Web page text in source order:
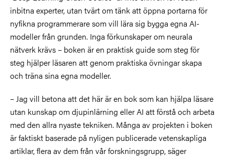
inbitna experter, utan tvärt om tänk att öppna portarna för
nyfikna programmerare som vill lära sig bygga egna AI-
modeller från grunden. Inga förkunskaper om neurala
nätverk krävs – boken är en praktisk guide som steg för
steg hjälper läsaren att genom praktiska övningar skapa
och träna sina egna modeller.
– Jag vill betona att det här är en bok som kan hjälpa läsare
utan kunskap om djupinlärning eller AI att förstå och arbeta
med den allra nyaste tekniken. Många av projekten i boken
är faktiskt baserade på nyligen publicerade vetenskapliga
artiklar, flera av dem från vår forskningsgrupp, säger